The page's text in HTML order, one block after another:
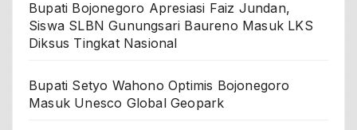
Bupati Bojonegoro Apresiasi Faiz Jundan,
Siswa SLBN Gunungsari Baureno Masuk LKS
Diksus Tingkat Nasional
Bupati Setyo Wahono Optimis Bojonegoro
Masuk Unesco Global Geopark